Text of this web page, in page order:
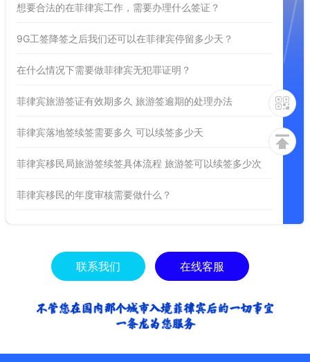
想要合法的在菲律宾工作，需要办理什么签证？
9G工签降签之后我们还可以在菲律宾停留多少天？
在什么情况下需要做菲律宾无犯罪证明？
菲律宾旅游签证有效期多久 旅游签逾期的处理办法
菲律宾落地签续签需要多久 可以续签多少天
菲律宾移民局旅游签续签具体流程 旅游签可以续签多少次
菲律宾移民的年度审核需要做什么？
联系我们 在线客服